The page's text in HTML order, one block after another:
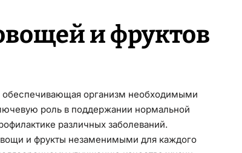
и фруктов
организм необходимыми
роль в поддержании нормальной
различных заболеваний.
и фрукты незаменимыми для каждого